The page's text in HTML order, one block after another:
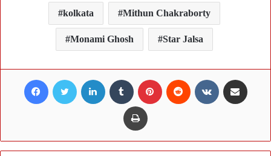
kolkata Mithun Chakraborty
Monami Ghosh Star Jalsa
Facebook Twitter LinkedIn Tumblr Pinterest Reddit VKontakte
Print